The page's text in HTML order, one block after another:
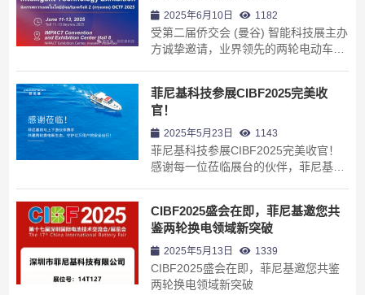
2025年6月10日 1182
受第二届侨交会 (曼谷) 智能科技展主办
方诚挚邀请，业界领先的两轮电动车换
IMPACT会展中心8号馆8D01/03展位，
为泰国两轮电动车换电领域发展注入专
业智慧与创新动能！
菲尼基科技参展CIBF2025完美收
官！
2025年5月23日 1143
菲尼基科技参展CIBF2025完美收官！
感谢每一位莅临展台的伙伴，菲尼基将
CIBF2025盛会在即，菲尼基邀您共
鉴两轮换电领域新突破
2025年5月13日 1339
CIBF2025盛会在即，菲尼基邀您共鉴
两轮换电领域新突破